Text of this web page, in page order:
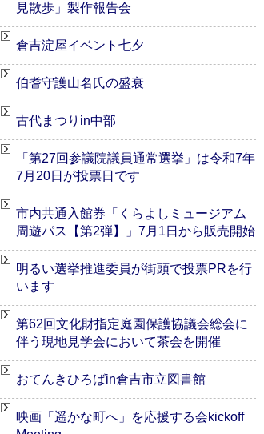
見散歩」製作報告会
倉吉淀屋イベント七夕
伯耆守護山名氏の盛衰
古代まつりin中部
「第27回参議院議員通常選挙」は令和7年
7月20日が投票日です
市内共通入館券「くらよしミュージアム
周遊パス【第2弾】」7月1日から販売開始
明るい選挙推進委員が街頭で投票PRを行
います
第62回文化財指定庭園保護協議会総会に
伴う現地見学会において茶会を開催
おてんきひろばin倉吉市立図書館
映画「遥かな町へ」を応援する会kickoff